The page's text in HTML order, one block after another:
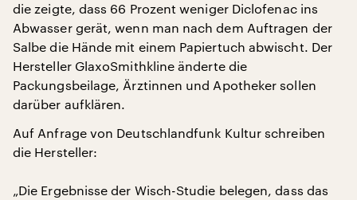
die zeigte, dass 66 Prozent weniger Diclofenac ins
Abwasser gerät, wenn man nach dem Auftragen der
Salbe die Hände mit einem Papiertuch abwischt. Der
Hersteller GlaxoSmithkline änderte die
Packungsbeilage, Ärztinnen und Apotheker sollen
darüber aufklären.
Auf Anfrage von Deutschlandfunk Kultur schreiben
die Hersteller:
„Die Ergebnisse der Wisch-Studie belegen, dass das